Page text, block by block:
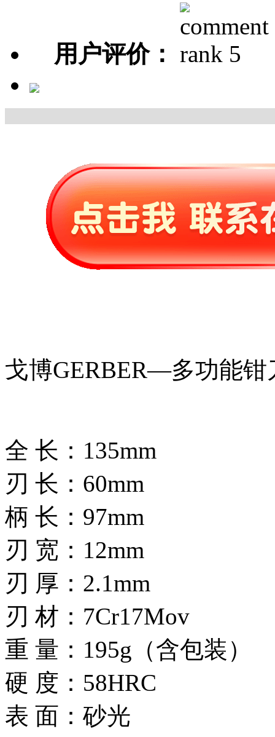
用户评价：
戈博GERBER—多功能钳
全 长：135mm
刃 长：60mm
柄 长：97mm
刃 宽：12mm
刃 厚：2.1mm
刃 材：7Cr17Mov
重 量：195g（含包装）
硬 度：58HRC
表 面：砂光